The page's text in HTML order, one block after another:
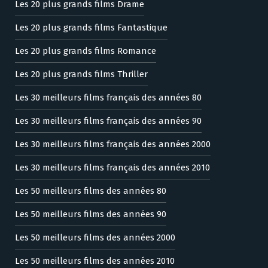
Les 20 plus grands films Drame
Les 20 plus grands films Fantastique
Les 20 plus grands films Romance
Les 20 plus grands films Thriller
Les 30 meilleurs films français des années 80
Les 30 meilleurs films français des années 90
Les 30 meilleurs films français des années 2000
Les 30 meilleurs films français des années 2010
Les 50 meilleurs films des années 80
Les 50 meilleurs films des années 90
Les 50 meilleurs films des années 2000
Les 50 meilleurs films des années 2010